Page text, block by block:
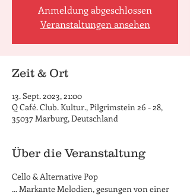
Anmeldung abgeschlossen
Veranstaltungen ansehen
Zeit & Ort
13. Sept. 2023, 21:00
Q Café. Club. Kultur., Pilgrimstein 26 - 28,
35037 Marburg, Deutschland
Über die Veranstaltung
Cello & Alternative Pop
... Markante Melodien, gesungen von einer